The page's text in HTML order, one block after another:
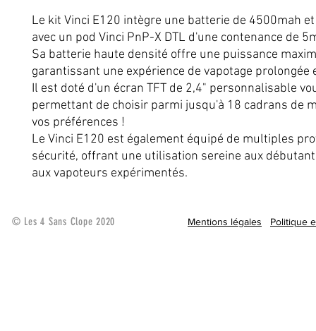
Le kit Vinci E120 intègre une batterie de 4500mah
avec un pod Vinci PnP-X DTL d'une contenance de
Sa batterie haute densité offre une puissance
garantissant une expérience de vapotage prolongée
Il est doté d'un écran TFT de 2,4" personnalisable
permettant de choisir parmi jusqu'à 18 cadrans de
vos préférences !
Le Vinci E120 est également équipé de multiples
sécurité, offrant une utilisation sereine aux
aux vapoteurs expérimentés.
© Les 4 Sans Clope 2020 Mentions légales Politique